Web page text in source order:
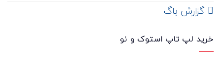
‌ گزارش باگ
خرید لپ تاپ استوک و نو